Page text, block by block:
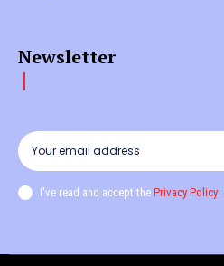
Newsletter
I've read and accept the Privacy Policy.